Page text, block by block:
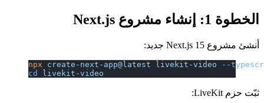
الخطوة 1: إنشاء مشروع Next.js
أنشئ مشروع Next.js 15 جديد:
npx create-next-app@latest livekit-video
--
cd
livekit-video
ثبّت حزم LiveKit: